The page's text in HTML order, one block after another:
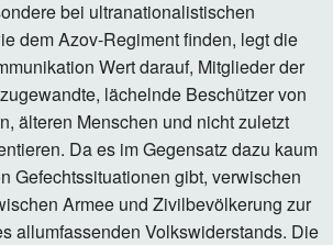
bei ultranationalistischen
dem Azov-Regiment finden, legt die
Wert darauf, Mitglieder der
lächelnde Beschützer von
älteren Menschen und nicht zuletzt
Da es im Gegensatz dazu kaum
Gefechtssituationen gibt, verwischen
Armee und Zivilbevölkerung zur
allumfassenden Volkswiderstands. Die